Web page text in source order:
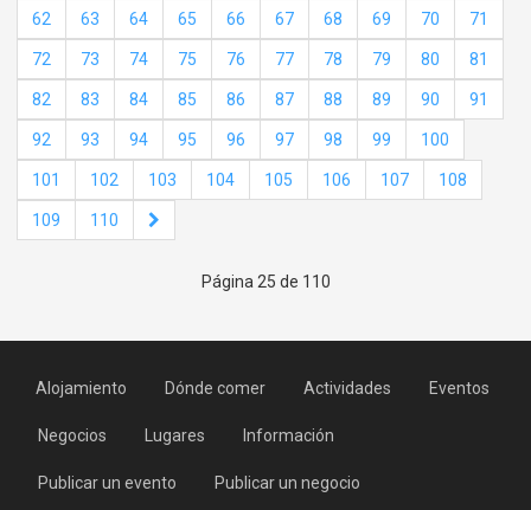
62 63 64 65 66 67 68 69 70 71
72 73 74 75 76 77 78 79 80 81
82 83 84 85 86 87 88 89 90 91
92 93 94 95 96 97 98 99 100
101 102 103 104 105 106 107 108
109 110
Página 25 de 110
Alojamiento Dónde comer Actividades Eventos
Negocios Lugares Información
Publicar un evento Publicar un negocio